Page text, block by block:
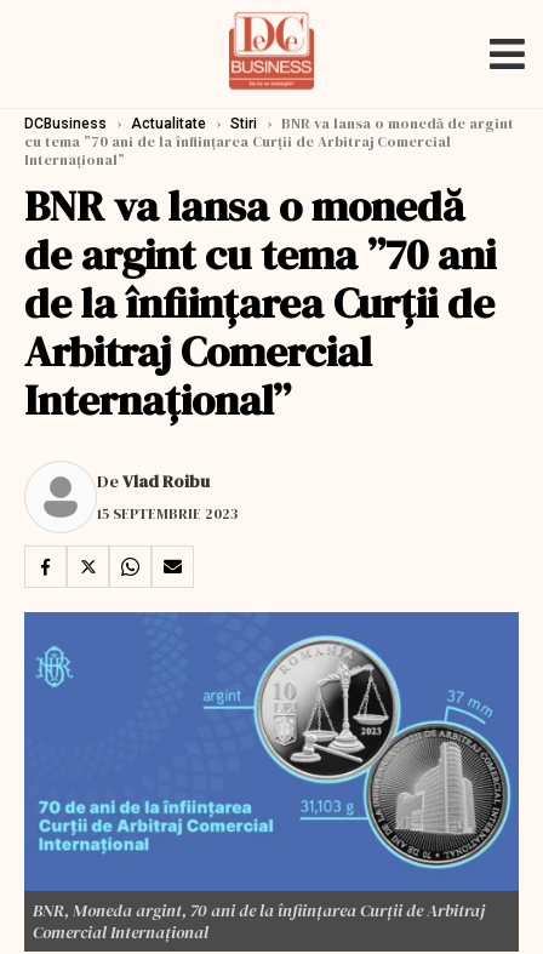
DCBusiness › Actualitate › Stiri › BNR va lansa o monedă de argint
cu tema ”70 ani de la înființarea Curții de Arbitraj Comercial
Internațional”
BNR va lansa o monedă
de argint cu tema ”70 ani
de la înființarea Curții de
Arbitraj Comercial
Internațional”
DeVlad Roibu
15 SEPTEMBRIE 2023
BNR, Moneda argint, 70 ani de la înființarea Curții de Arbitraj
Comercial Internațional